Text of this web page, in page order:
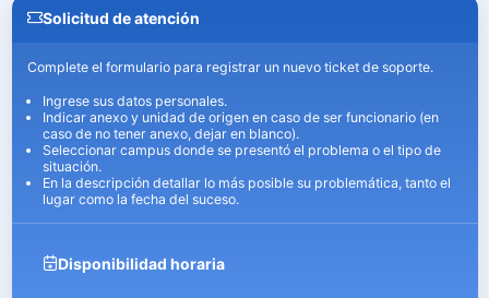
Solicitud de atención
Complete el formulario para registrar un nuevo ticket de soporte.
Ingrese sus datos personales.
Indicar anexo y unidad de origen en caso de ser funcionario (en
caso de no tener anexo, dejar en blanco).
Seleccionar campus donde se presentó el problema o el tipo de
situación.
En la descripción detallar lo más posible su problemática, tanto el
lugar como la fecha del suceso.
Disponibilidad horaria